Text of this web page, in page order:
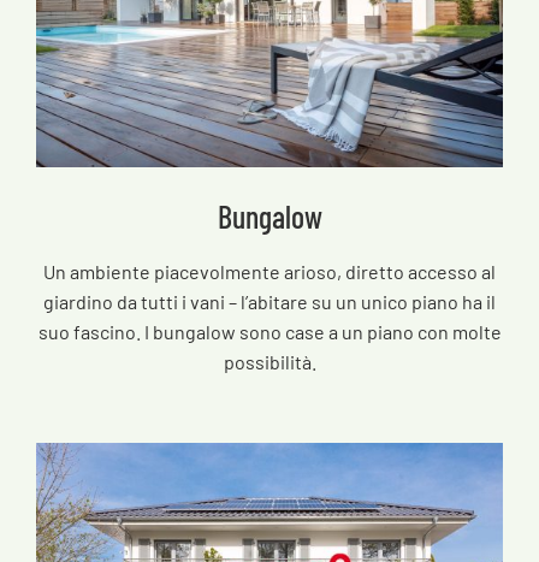
Bungalow
Un ambiente piacevolmente arioso, diretto accesso al
giardino da tutti i vani – l’abitare su un unico piano ha il
suo fascino. I bungalow sono case a un piano con molte
possibilità.